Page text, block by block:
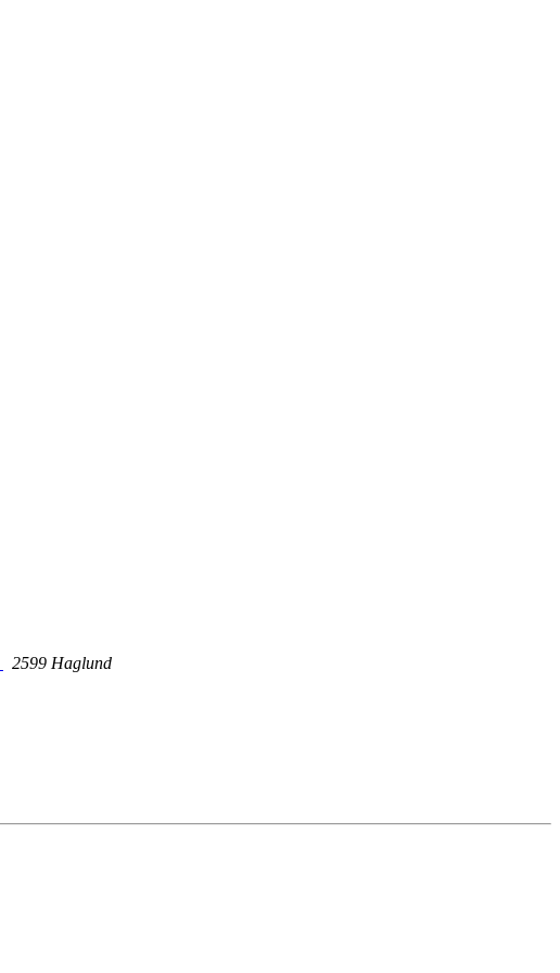
2599 Haglund